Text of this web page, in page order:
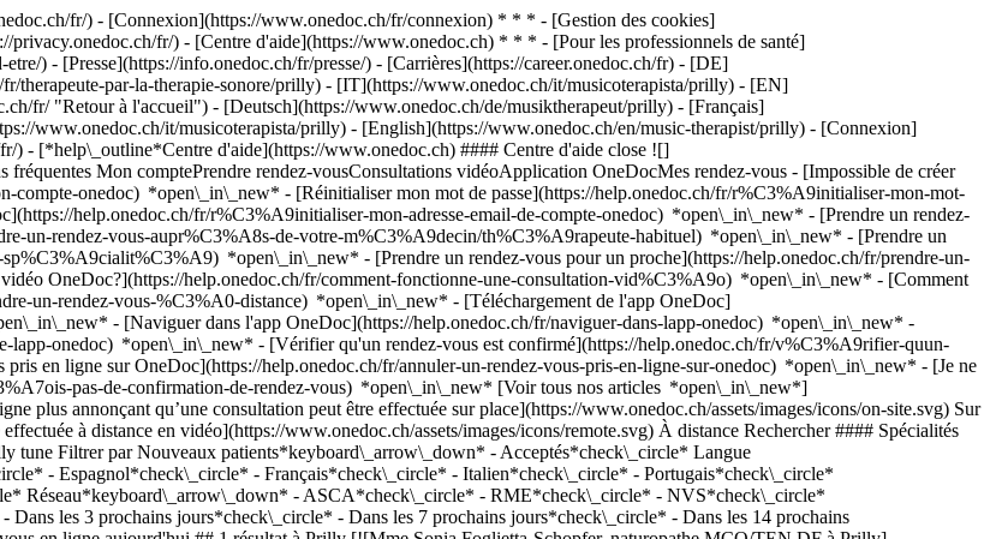
fr/) - [Connexion](https://www.onedoc.ch/fr/connexion) * * * - [Gestion des cookies]
fr/) - [Centre d'aide](https://www.onedoc.ch) * * * - [Pour les professionnels de santé]
) - [Presse](https://info.onedoc.ch/fr/presse/) - [Carrières](https://career.onedoc.ch/fr) - [DE]
therapeute-par-la-therapie-sonore/prilly) - [IT](https://www.onedoc.ch/it/musicoterapista/prilly) - [EN]
fr/ "Retour à l'accueil") - [Deutsch](https://www.onedoc.ch/de/musiktherapeut/prilly) - [Français]
www.onedoc.ch/it/musicoterapista/prilly) - [English](https://www.onedoc.ch/en/music-therapist/prilly) - [Connexion]
) - [*help\_outline*Centre d'aide](https://www.onedoc.ch) #### Centre d'aide close ![]
fréquentes Mon comptePrendre rendez-vousConsultations vidéoApplication OneDocMes rendez-vous - [Impossible de créer
compte-onedoc) *open\_in\_new* - [Réinitialiser mon mot de passe](https://help.onedoc.ch/fr/r%C3%A9initialiser-mon-mot-
help.onedoc.ch/fr/r%C3%A9initialiser-mon-adresse-email-de-compte-onedoc) *open\_in\_new* - [Prendre un rendez-
un-rendez-vous-aupr%C3%A8s-de-votre-m%C3%A9decin/th%C3%A9rapeute-habituel) *open\_in\_new* - [Prendre un
*open\_in\_new* - [Prendre un rendez-vous pour un proche](https://help.onedoc.ch/fr/prendre-un-
OneDoc?](https://help.onedoc.ch/fr/comment-fonctionne-une-consultation-vid%C3%A9o) *open\_in\_new* - [Comment
un-rendez-vous-%C3%A0-distance) *open\_in\_new* - [Téléchargement de l'app OneDoc]
- [Naviguer dans l'app OneDoc](https://help.onedoc.ch/fr/naviguer-dans-lapp-onedoc) *open\_in\_new* -
lapp-onedoc) *open\_in\_new* - [Vérifier qu'un rendez-vous est confirmé](https://help.onedoc.ch/fr/v%C3%A9rifier-quun-rendez-vous-est-confirm%C3%A9) *open\_in\_new* - [Annuler un rendez-vous pris en ligne sur OneDoc](https://help.onedoc.ch/fr/annuler-un-rendez-vous-pris-en-ligne-sur-onedoc) *open\_in\_new* - [Je ne reçois pas de confirmation de rendez-vous](https://help.onedoc.ch/fr/je-ne-re%C3%A7ois-pas-de-confirmation-de-rendez-vous) *open\_in\_new* [Voir tous nos articles *open\_in\_new*](https://help.onedoc.ch/fr/) close ## Modifier votre recherche ![Maison avec un signe plus annonçant qu’une consultation peut être effectuée sur place](https://www.onedoc.ch/assets/images/icons/on-site.svg) Sur place ![Caméra avec un symbole lecture annonçant qu’une consultation peut être effectuée à distance en vidéo](https://www.onedoc.ch/assets/images/icons/remote.svg) À distance Rechercher #### Spécialités #### Praticiens #### Établissements edit Thérapeute par la thérapie sonore à Prilly tune Filtrer par Nouveaux patients*keyboard\_arrow\_down* - Acceptés*check\_circle* Langue parlée*keyboard\_arrow\_down* - Allemand*check\_circle* - Anglais*check\_circle* - Espagnol*check\_circle* - Français*check\_circle* - Italien*check\_circle* - Portugais*check\_circle* Sexe*keyboard\_arrow\_down* - Femme*check\_circle* - Homme*check\_circle* Réseau*keyboard\_arrow\_down* - ASCA*check\_circle* - RME*check\_circle* - NVS*check\_circle* Disponibilité*keyboard\_arrow\_down* - Disponible aujourdhui*check\_circle* - Dans les 3 prochains jours*check\_circle* - Dans les 7 prochains jours*check\_circle* - Dans les 14 prochains jours*check\_circle* # Thérapeute par la thérapie sonore à Prilly: prenez rendez-vous en ligne aujourd'hui ## 1 résultat à Prilly [![Mme Sonia Foglietta-Schopfer, naturopathe MCO/TEN DF à Prilly](https://assets.onedoc.ch/images/users/79d872fa1338b135675ebb654475e799fda0cc82ffbc901473272f95e5c510e3-small.jpg "Mme Sonia Foglietta-Schopfer, naturopathe MCO/TEN DF à Prilly")](https://www.onedoc.ch/fr/naturopathe-mco-ten-df/prilly/pcv1h/sonia-foglietta-schopfer) ### [Mme Sonia Foglietta-Schopfer](https://www.onedoc.ch/fr/naturopathe-mco-ten-df/prilly/pcv1h/sonia-foglietta-schopfer) ![Badge indiquant un profil vérifié](https://www.onedoc.ch/assets/images/icons/checkmark.svg) [Naturopathe MCO/TEN DF](https://www.onedoc.ch/fr/naturopathe-mco-ten-df/prilly), Thérapeute par la thérapie sonore Cabinet de Mme Foglietta-Schopfer Route de Cossonay 28B 1008 Prilly ![Mme Sonia Foglietta-Schopfer est affiliée au réseau ASCA](https://assets.onedoc.ch/images/networks/logos/496d325fd4282f2f0a46197dd629fd16fcd2d324839e441a2a65aaa74df08a15-small.png)![Mme Sonia Foglietta-Schopfer est affiliée au réseau RME](https://assets.onedoc.ch/images/networks/logos/a202aabd14cdddb5ff03205af2481fb805645ff903773c55a6c572d22f23762e-small.png)![Mme Sonia Foglietta-Schopfer est affiliée au réseau NVS](https://assets.onedoc.ch/images/networks/logos/9a2241fd4e36c4b6fa68d6b2b5a7d8e03f1311a3e91f86936a143e15035d5cb6-small.png) ![Icône patient avec un signe plus annonçant que le professionnel accepte de nouveaux patients](https://www.onedoc.ch/assets/images/icons/new-patients.svg)Accepte les nouveaux patients [Réserver un RDV](https://www.onedoc.ch/fr/naturopathe-mco-ten-df/prilly/pcv1h/sonia-foglietta-schopfer) *chevron\_left* lun. 03 août *chevron\_right* Voir plus de rendez-vous *error\_outline* Une erreur s'est produite lors du chargement des disponibilités [Réessayer](https://www.onedoc.ch) ## __Thérapeutes par la thérapie sonore__: d'autres spécialistes sont réservables en ligne dans les environs de __Prilly__ [![Mme Jenny Aude Dénéréaz, thérapeute Ayurvédique à Renens](https://assets.onedoc.ch/images/users/8af5501167425450bf61f64fab2411a49d3e5129edd7c51f407e6a3a77ba8d0a-small.png "Mme Jenny Aude Dénéréaz, thérapeute Ayurvédique à Renens")](https://www.onedoc.ch/fr/therapeute-ayurvedique/renens/pc2c6/jenny-aude-denereaz) ### [Mme Jenny Aude Dénéréaz](https://www.onedoc.ch/fr/therapeute-ayurvedique/renens/pc2c6/jenny-aude-denereaz) ![Badge indiquant un profil vérifié](https://www.onedoc.ch/assets/images/icons/checkmark.svg) [Thérapeute Ayurvédique](https://www.onedoc.ch/fr/therapeute-ayurvedique/renens), [Thérapeute par la thérapie sonore](https://www.onedoc.ch/fr/therapeute-par-la-therapie-sonore/renens) Libre d'Oser c/o Centre ETRE Rue du Midi 10 1020 Renens ![Mme Jenny Aude Dénéréaz est affiliée au réseau ASCA](https://assets.onedoc.ch/images/networks/logos/496d325fd4282f2f0a46197dd629fd16fcd2d324839e441a2a65aaa74df08a15-small.png)![Mme Jenny Aude Dénéréaz est affiliée au réseau RME](https://assets.onedoc.ch/images/networks/logos/a202aabd14cdddb5ff03205af2481fb805645ff903773c55a6c572d22f23762e-small.png) ![Icône patient avec un signe plus annonçant que le professionnel accepte de nouveaux patients](https://www.onedoc.ch/assets/images/icons/new-patients.svg)Accepte les nouveaux patients [Réserver un RDV](https://www.onedoc.ch/fr/therapeute-ayurvedique/renens/pc2c6/jenny-aude-denereaz) *chevron\_left* lun. 03 août *chevron\_right* Voir plus de rendez-vous *error\_outline* Une erreur s'est produite lors du chargement des disponibilités [Réessayer](https://www.onedoc.ch) [![Mme Maude Robert, thérapeute en drainage lymphatique à Lausanne](https://assets.onedoc.ch/images/users/55bd65530219fc27e12d4bcd59f342f888bc2f9238c52750d4e581a3e7f28d85-small.jpg "Mme Maude Robert, thérapeute en drainage lymphatique à Lausanne")](https://www.onedoc.ch/fr/therapeute-en-drainage-lymphatique/lausanne/pckkt/maude-robert) ### [Mme Maude Robert](https://www.onedoc.ch/fr/therapeute-en-drainage-lymphatique/lausanne/pckkt/maude-robert) ![Badge indiquant un profil vérifié](https://www.onedoc.ch/assets/images/icons/checkmark.svg) [Thérapeute en drainage lymphatique](https://www.onedoc.ch/fr/therapeute-en-drainage-lymphatique/lausanne), [Thérapeute par la thérapie sonore](https://www.onedoc.ch/fr/therapeute-par-la-therapie-sonore/lausanne) Esprit Zen Rue Marterey 36 1005 Lausanne ![Mme Maude Robert est affiliée au réseau ASCA](https://assets.onedoc.ch/images/networks/logos/496d325fd4282f2f0a46197dd629fd16fcd2d324839e441a2a65aaa74df08a15-small.png)![Mme Maude Robert est affiliée au réseau RME](https://assets.onedoc.ch/images/networks/logos/a202aabd14cdddb5ff03205af2481fb805645ff903773c55a6c572d22f23762e-small.png) ![Icône patient avec un signe plus annonçant que le professionnel accepte de nouveaux patients](https://www.onedoc.ch/assets/images/icons/new-patients.svg)Accepte les nouveaux patients [Réserver un RDV](https://www.onedoc.ch/fr/therapeute-en-drainage-lymphatique/lausanne/pckkt/maude-robert) *chevron\_left* lun. 03 août *chevron\_right* Voir plus de rendez-vous *error\_outline* Une erreur s'est produite lors du chargement des disponibilités [Réessayer](https://www.onedoc.ch) [![M. Simon Rothen, masseur thérapeutique à Lonay](https://assets.onedoc.ch/images/users/144b0a90dcdf2d47cb9175bbe48c4a6d94b494cefd25b1db7b2b36e2f62916b0-small.jpg "M. Simon Rothen, masseur thérapeutique à Lonay")](https://www.onedoc.ch/fr/masseur-therapeutique/lonay/pcuio/simon-rothen) ### [M. Simon Rothen](https://www.onedoc.ch/fr/masseur-therapeutique/lonay/pcuio/simon-rothen) ![Badge indiquant un profil vérifié](https://www.onedoc.ch/assets/images/icons/checkmark.svg) [Masseur thérapeutique](https://www.onedoc.ch/fr/masseur-therapeutique/lonay), [Thérapeute par la thérapie sonore](https://www.onedoc.ch/fr/therapeute-par-la-therapie-sonore/lonay) Centre Rothen Sàrl, c/o Institut ISHA - Éveil Beauté Rte de Denges 28D 1027 Lonay ![M. Simon Rothen est affilié au réseau ASCA](https://assets.onedoc.ch/images/networks/logos/496d325fd4282f2f0a46197dd629fd16fcd2d324839e441a2a65aaa74df08a15-small.png) ![Icône patient avec un signe plus annonçant que le professionnel accepte de nouveaux patients](https://www.onedoc.ch/assets/images/icons/new-patients.svg)Accepte les nouveaux patients [Réserver un RDV](https://www.onedoc.ch/fr/masseur-therapeutique/lonay/pcuio/simon-rothen) *chevron\_left* lun. 03 août *chevron\_right* Voir plus de rendez-vous *error\_outline* Une erreur s'est produite lors du chargement des disponibilités [Réessayer](https://www.onedoc.ch) [![M. Simon Rothen, masseur thérapeutique à Daillens](https://assets.onedoc.ch/images/users/144b0a90dcdf2d47cb9175bbe48c4a6d94b494cefd25b1db7b2b36e2f62916b0-small.jpg "M. Simon Rothen, masseur thérapeutique à Daillens")](https://www.onedoc.ch/fr/masseur-therapeutique/daillens/pxlb/simon-rothen) ### [M. Simon Rothen](https://www.onedoc.ch/fr/masseur-therapeutique/daillens/pxlb/simon-rothen) ![Badge indiquant un profil vérifié](https://www.onedoc.ch/assets/images/icons/checkmark.svg) [Masseur thérapeutique](https://www.onedoc.ch/fr/masseur-therapeutique/daillens), [Thérapeute par la thérapie sonore](https://www.onedoc.ch/fr/therapeute-par-la-therapie-sonore/daillens) [Centre Rothen Sàrl - Simon](https://www.onedoc.ch/fr/cabinet-medical/daillens/epxz/centre-rothen-sarl-simon) Rue du Château 3 1306 Daillens ![M. Simon Rothen est affilié au réseau ASCA](https://assets.onedoc.ch/images/networks/logos/496d325fd4282f2f0a46197dd629fd16fcd2d324839e441a2a65aaa74df08a15-small.png) ![Icône patient avec un signe plus annonçant que le professionnel accepte de nouveaux patients](https://www.onedoc.ch/assets/images/icons/new-patients.svg)Accepte les nouveaux patients [Réserver un RDV](https://www.onedoc.ch/fr/masseur-therapeutique/daillens/pxlb/simon-rothen) [![Mme Paola Falduzzi, ostéopathe à Chexbres](https://assets.onedoc.ch/images/users/ef12869103890b271e0c5e0b732f39b62909995772bc2135ee909aa11aa21ab9-small.jpg "Mme Paola Falduzzi, ostéopathe à Chexbres")](https://www.onedoc.ch/fr/osteopathe/chexbres/pcx6k/paola-falduzzi) ### [Mme Paola Falduzzi](https://www.onedoc.ch/fr/osteopathe/chexbres/pcx6k/paola-falduzzi) ![Badge indiquant un profil vérifié](https://www.onedoc.ch/assets/ima